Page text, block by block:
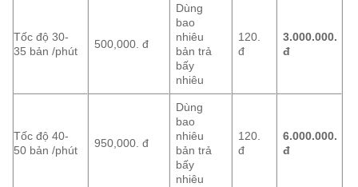
Tốc độ 30-
35 bản /phút
500,000. đ
Dùng
bao
nhiêu
bản trả
bấy
nhiêu
120.
đ
3.000.000.
đ
Tốc độ 40-
50 bản /phút
950,000. đ
Dùng
bao
nhiêu
bản trả
bấy
nhiêu
120.
đ
6.000.000.
đ